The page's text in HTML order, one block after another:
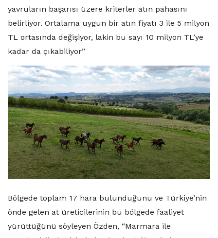
yavruların başarısı üzere kriterler atın pahasını
belirliyor. Ortalama uygun bir atın fiyatı 3 ile 5 milyon
TL ortasında değişiyor, lakin bu sayı 10 milyon TL’ye
kadar da çıkabiliyor”
Bölgede toplam 17 hara bulunduğunu ve Türkiye’nin
önde gelen at üreticilerinin bu bölgede faaliyet
yürüttüğünü söyleyen Özden, “Marmara ile